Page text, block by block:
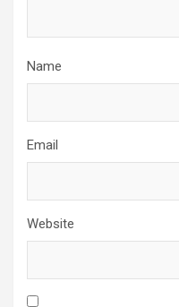
Name
Email
Website